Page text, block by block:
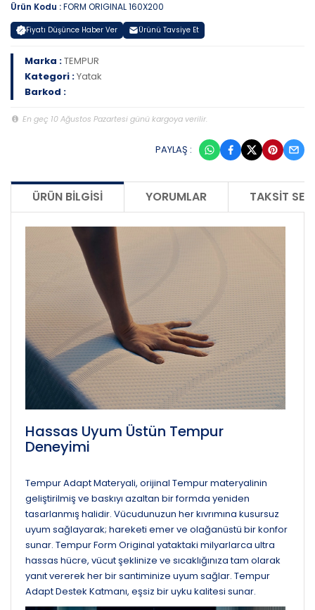
Ürün Kodu :FORM ORIGINAL 160X200
Fiyatı Düşünce Haber Ver Ürünü Tavsiye Et
Marka :TEMPUR
Kategori :Yatak
Barkod :
En geç 10 Ağustos Pazartesi günü kargoya verilir.
PAYLAŞ :
ÜRÜN BILGISI YORUMLAR TAKSIT
Hassas Uyum Üstün Tempur
Deneyimi
Tempur Adapt Materyali, orijinal Tempur materyalinin
geliştirilmiş ve baskıyı azaltan bir formda yeniden
tasarlanmış halidir. Vücudunuzun her kıvrımına kusursuz
uyum sağlayarak; hareketi emer ve olağanüstü bir konfor
sunar. Tempur Form Original yataktaki milyarlarca ultra
hassas hücre, vücut şeklinize ve sıcaklığınıza tam olarak
yanıt vererek her bir santiminize uyum sağlar. Tempur
Adapt Destek Katmanı, eşsiz bir uyku kalitesi sunar.